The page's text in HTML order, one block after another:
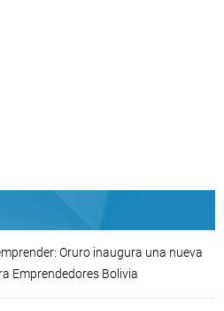
Oruro inaugura una nueva
Emprendedores Bolivia